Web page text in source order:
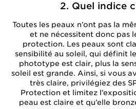
2. Quel indice
Toutes les peaux n’ont pas la
et ne nécessitent donc pas
protection. Les peaux sont
sensibilité au soleil, qui définit
phototype est clair, plus la
soleil est grande. Ainsi, si vous
très claire, privilégiez des
Protection et limitez
peau est claire et qu’elle